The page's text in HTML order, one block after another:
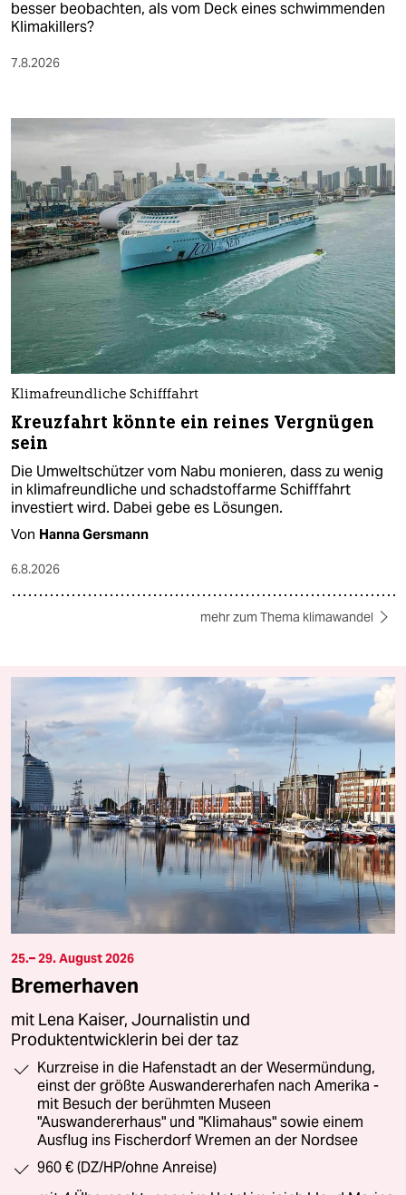
besser beobachten, als vom Deck eines schwimmenden
Klimakillers?
7.8.2026
Klimafreundliche Schifffahrt
Kreuzfahrt könnte ein reines Vergnügen
sein
Die Umweltschützer vom Nabu monieren, dass zu wenig
in klimafreundliche und schadstoffarme Schifffahrt
investiert wird. Dabei gebe es Lösungen.
Von Hanna Gersmann
6.8.2026
mehr zum Thema klimawandel
25.– 29. August 2026
Bremerhaven
mit Lena Kaiser, Journalistin und
Produktentwicklerin bei der taz
Kurzreise in die Hafenstadt an der Wesermündung,
einst der größte Auswandererhafen nach Amerika -
mit Besuch der berühmten Museen
"Auswandererhaus" und "Klimahaus" sowie einem
Ausflug ins Fischerdorf Wremen an der Nordsee
960 € (DZ/HP/ohne Anreise)